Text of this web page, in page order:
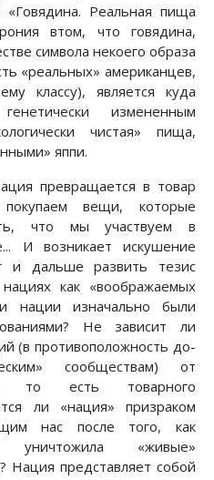
«Говядина. Реальная пища
втом, что говядина,
символа некоего образа
«реальных» американцев,
классу), является куда
измененным
чистая» пища,
яппи.
превращается в товар
вещи, которые
что мы участвуем в
И возникает искушение
и дальше развить тезис
как «воображаемых
нации изначально были
Не зависит ли
(в противоположность до-
сообществам) от
то есть товарного
ли «нация» призраком
нас после того, как
уничтожила «живые»
Нация представляет собой